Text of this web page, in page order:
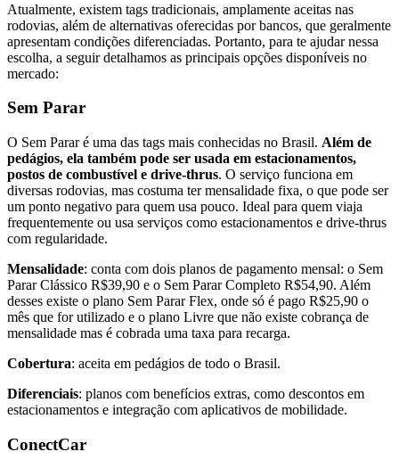
Atualmente, existem tags tradicionais, amplamente aceitas nas
rodovias, além de alternativas oferecidas por bancos, que geralmente
apresentam condições diferenciadas. Portanto, para te ajudar nessa
escolha, a seguir detalhamos as principais opções disponíveis no
mercado:
Sem Parar
O Sem Parar é uma das tags mais conhecidas no Brasil. Além de
pedágios, ela também pode ser usada em estacionamentos,
postos de combustível e drive-thrus. O serviço funciona em
diversas rodovias, mas costuma ter mensalidade fixa, o que pode ser
um ponto negativo para quem usa pouco. Ideal para quem viaja
frequentemente ou usa serviços como estacionamentos e drive-thrus
com regularidade.
Mensalidade: conta com dois planos de pagamento mensal: o Sem
Parar Clássico R$39,90 e o Sem Parar Completo R$54,90. Além
desses existe o plano Sem Parar Flex, onde só é pago R$25,90 o
mês que for utilizado e o plano Livre que não existe cobrança de
mensalidade mas é cobrada uma taxa para recarga.
Cobertura: aceita em pedágios de todo o Brasil.
Diferenciais: planos com benefícios extras, como descontos em
estacionamentos e integração com aplicativos de mobilidade.
ConectCar